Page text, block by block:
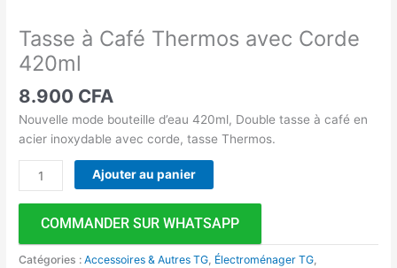
Tasse à Café Thermos avec Corde
420ml
8.900 CFA
Nouvelle mode bouteille d’eau 420ml, Double tasse à café en
acier inoxydable avec corde, tasse Thermos.
Ajouter au panier
COMMANDER SUR WHATSAPP
Catégories :Accessoires & Autres TG, Électroménager TG,